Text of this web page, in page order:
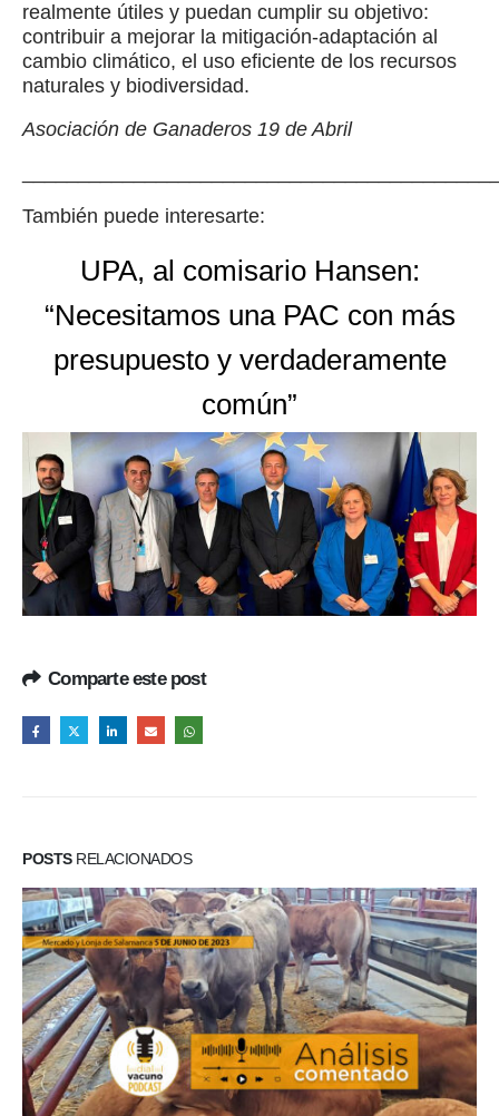
realmente útiles y puedan cumplir su objetivo:
contribuir a mejorar la mitigación-adaptación al
cambio climático, el uso eficiente de los recursos
naturales y biodiversidad.
Asociación de Ganaderos 19 de Abril
También puede interesarte:
UPA, al comisario Hansen:
“Necesitamos una PAC con más
presupuesto y verdaderamente
común”
Comparte este post
POSTSRELACIONADOS